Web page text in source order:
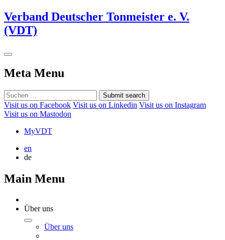
Verband Deutscher Tonmeister e. V.
(VDT)
Meta Menu
Submit search
Visit us on Facebook Visit us on Linkedin Visit us on Instagram
Visit us on Mastodon
MyVDT
en
de
Main Menu
Über uns
Über uns